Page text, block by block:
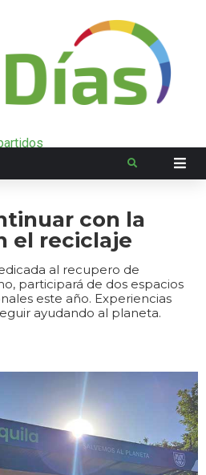
con la
el reciclaje
al recupero de
participará de dos espacios
este año. Experiencias
ayudando al planeta.